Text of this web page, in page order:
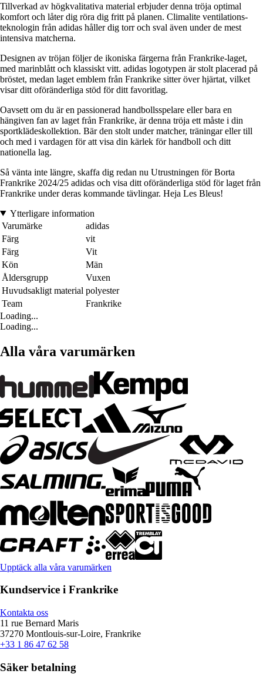
Tillverkad av högkvalitativa material erbjuder denna tröja optimal
komfort och låter dig röra dig fritt på planen. Climalite ventilations-
teknologin från adidas håller dig torr och sval även under de mest
intensiva matcherna.
Designen av tröjan följer de ikoniska färgerna från Frankrike-laget,
med marinblått och klassiskt vitt. adidas logotypen är stolt placerad på
bröstet, medan laget emblem från Frankrike sitter över hjärtat, vilket
visar ditt oföränderliga stöd för ditt favoritlag.
Oavsett om du är en passionerad handbollsspelare eller bara en
hängiven fan av laget från Frankrike, är denna tröja ett måste i din
sportklädeskollektion. Bär den stolt under matcher, träningar eller till
och med i vardagen för att visa din kärlek för handboll och ditt
nationella lag.
Så vänta inte längre, skaffa dig redan nu Utrustningen för Borta
Frankrike 2024/25 adidas och visa ditt oföränderliga stöd för laget från
Frankrike under deras kommande tävlingar. Heja Les Bleus!
Ytterligare information
Varumärke
adidas
Färg
vit
Färg
Vit
Kön
Män
Åldersgrupp
Vuxen
Huvudsakligt material polyester
Team
Frankrike
Loading...
Loading...
Alla våra varumärken
Upptäck alla våra varumärken
Kundservice i Frankrike
Kontakta oss
11 rue Bernard Maris
37270 Montlouis-sur-Loire, Frankrike
+33 1 86 47 62 58
Säker betalning